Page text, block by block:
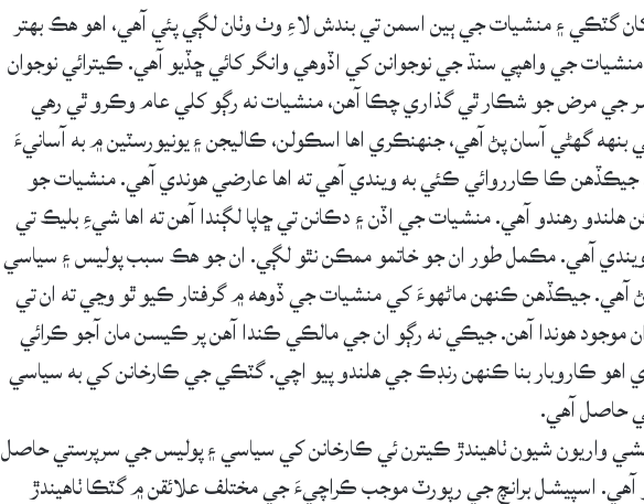
گٽڪي ۽ منشيات جي ٻين اسمن تي بندش لاءِ وٺ وٺان لڳي پئي آهي، اهو هڪ بهتر
جي واهپي سنڌ جي نوجوانن کي اڏوهي وانگر کائي ڇڏيو آهي. ڪيترائي نوجوان
مرض جو شڪار ٿي گذاري چڪا آهن، منشيات نه رڳو کلي عام وڪرو ٿي رهي
بنهه گهڻي آسان پڻ آهي، جنهنڪري اها اسڪولن، ڪاليجن ۽ يونيورسٽين ۾ به آسانيءَ
ڪا ڪارروائي ڪئي به ويندي آهي ته اها عارضي هوندي آهي. منشيات جو
هلندو رهندو آهي. منشيات جي اڏن ۽ دڪانن تي ڇاپا لڳندا آهن ته اها شيءِ بليڪ تي
آهي. مڪمل طور ان جو خاتمو ممڪن نٿو لڳي. ان جو هڪ سبب پوليس ۽ سياسي
آهي. جيڪڏهن ڪنهن ماڻهوءَ کي منشيات جي ڏوهه ۾ گرفتار ڪيو ٿو وڃي ته ان تي
موجود هوندا آهن. جيڪي نه رڳو ان جي مالڪي ڪندا آهن پر ڪيسن مان آجو ڪرائي
اهو ڪاروبار بنا ڪنهن رنڊڪ جي هلندو پيو اچي. گٽڪي جي ڪارخانن کي به سياسي
حاصل آهي.
واريون شيون ٺاهيندڙ ڪيترن ئي ڪارخانن کي سياسي ۽ پوليس جي سرپرستي حاصل
اسپيشل برانچ جي رپورٽ موجب ڪراچيءَ جي مختلف علائقن ۾ گٽڪا ٺاهيندڙ